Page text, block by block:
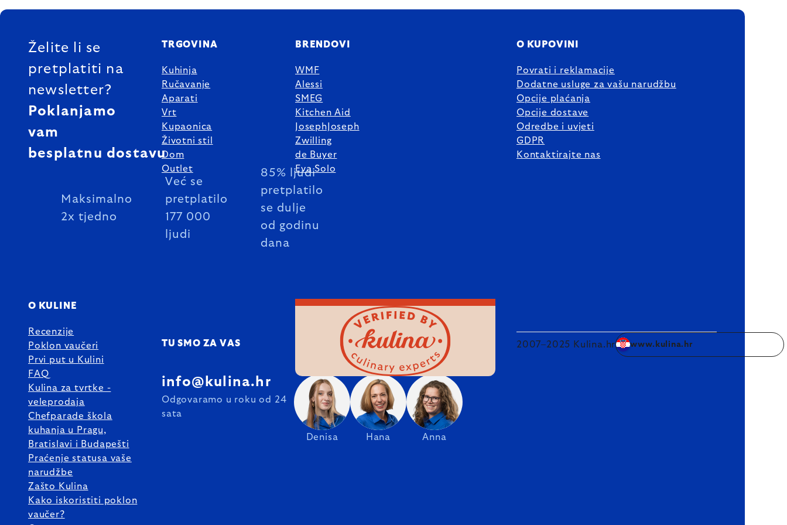
FOOTER
Želite li se
pretplatiti na
newsletter?
Poklanjamo
vam
besplatnu dostavu
Maksimalno
2x tjedno
Već se
pretplatilo
177 000
ljudi
85% ljudi
pretplatilo
se dulje
od godinu
dana
TRGOVINA
Kuhinja
Ručavanje
Aparati
Vrt
Kupaonica
Životni stil
Dom
Outlet
BRENDOVI
WMF
Alessi
SMEG
Kitchen Aid
JosephJoseph
Zwilling
de Buyer
Eva Solo
O KUPOVINI
Povrati i reklamacije
Dodatne usluge za vašu narudžbu
Opcije plaćanja
Opcije dostave
Odredbe i uvjeti
GDPR
Kontaktirajte nas
O KULINE
Recenzije
Poklon vaučeri
Prvi put u Kulini
FAQ
Kulina za tvrtke -
veleprodaja
Chefparade škola
kuhanja u Pragu,
Bratislavi i Budapešti
Praćenje statusa vaše
narudžbe
Zašto Kulina
Kako iskoristiti poklon
vaučer?
TU SMO ZA VAS
Denisa Hana Anna
info@kulina.hr
Odgovaramo u roku od 24
sata
2007–2025 Kulina.hr www.kulina.hr